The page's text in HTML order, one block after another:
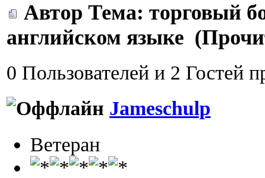
Автор Тема: торговый
английском языке
0 Пользователей и 2 Гостей
Jameschulp
Ветеран